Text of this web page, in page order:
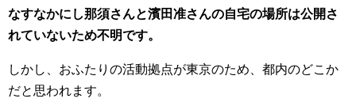
なすなかにし那須さんと濱田准さんの自宅の場所は公開さ
れていないため不明です。
しかし、おふたりの活動拠点が東京のため、都内のどこか
だと思われます。